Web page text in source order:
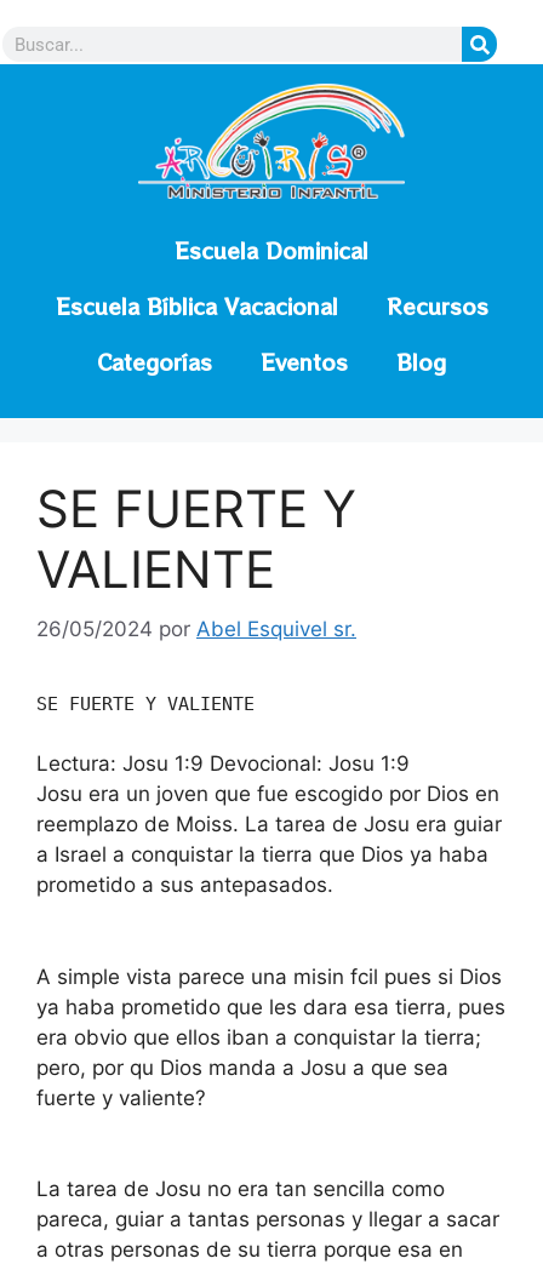
Escuela Dominical
Escuela Bíblica Vacacional
Recursos
Categorías
Eventos Blog
SE FUERTE Y
VALIENTE
26/05/2024 por Abel Esquivel sr.
SE FUERTE Y VALIENTE
Lectura: Josu 1:9 Devocional: Josu 1:9
Josu era un joven que fue escogido por Dios en
reemplazo de Moiss. La tarea de Josu era guiar
a Israel a conquistar la tierra que Dios ya haba
prometido a sus antepasados.
A simple vista parece una misin fcil pues si Dios
ya haba prometido que les dara esa tierra, pues
era obvio que ellos iban a conquistar la tierra;
pero, por qu Dios manda a Josu a que sea
fuerte y valiente?
La tarea de Josu no era tan sencilla como
pareca, guiar a tantas personas y llegar a sacar
a otras personas de su tierra porque esa en